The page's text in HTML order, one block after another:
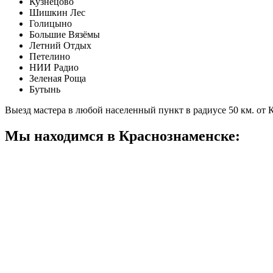
Шишкин Лес
Голицыно
Большие Вязёмы
Летний Отдых
Петелино
НИИ Радио
Зеленая Роща
Бутынь
Выезд мастера в любой населенный пункт в радиусе 50 км. от
Мы находимся в Краснознаменске: